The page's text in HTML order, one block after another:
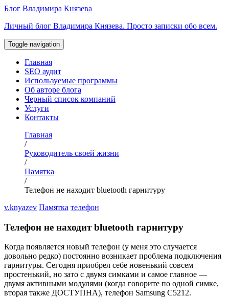
Перейти
содержимому
Блог Владимира Князева
Личный блог Владимира Князева. Просто записки обо всем.
Toggle navigation
Главная
SEO аудит
Используемые программы
Об авторе блога
Черный список компаний
Услуги
Контакты
Главная
/
Руководитель своей жизни
/
Памятка
/
Телефон не находит bluetooth гарнитуру
v.knyazev Памятка телефон
Телефон не находит bluetooth гарнитуру
Когда появляется новый телефон (у меня это случается
довольно редко) постоянно возникает проблема подключения
гарнитуры. Сегодня приобрел себе новенький совсем
простенький, но зато с двумя симками и самое главное —
двумя активными модулями (когда говорите по одной симке,
вторая также ДОСТУПНА), телефон Samsung C5212.